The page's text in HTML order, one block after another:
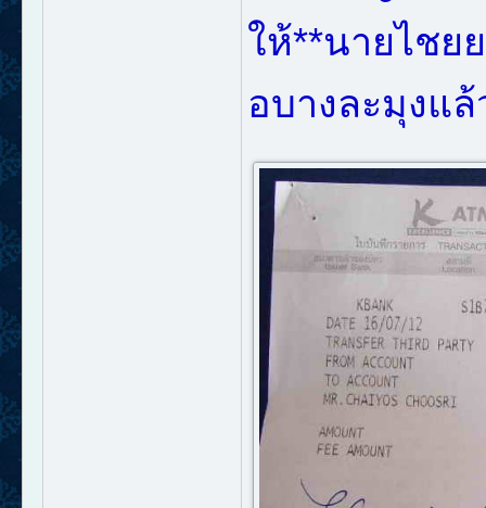
ให้**นายไชย
อบางละมุงแ